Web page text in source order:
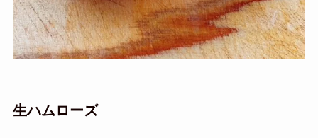
生ハムローズ